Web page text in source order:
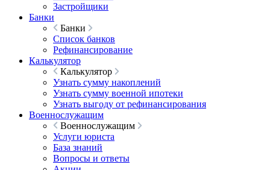
Застройщики
Банки
Банки
Список банков
Рефинансирование
Калькулятор
Калькулятор
Узнать сумму накоплений
Узнать сумму военной ипотеки
Узнать выгоду от рефинансирования
Военнослужащим
Военнослужащим
Услуги юриста
База знаний
Вопросы и ответы